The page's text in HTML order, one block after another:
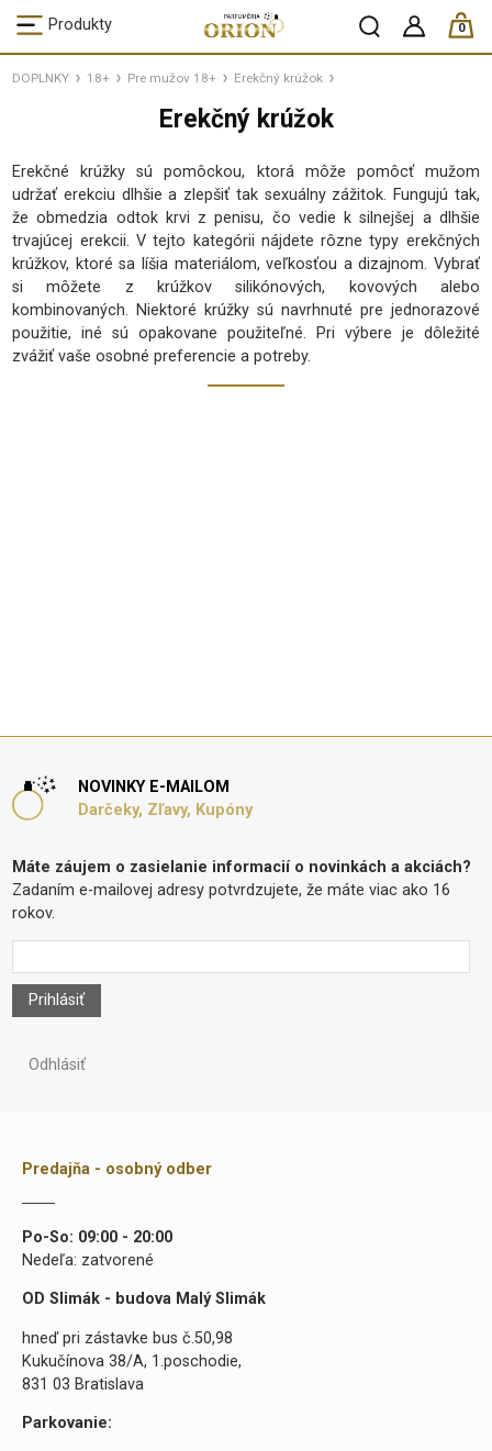
Produkty 0
ks /
DOPLNKY 18+ Pre mužov 18+ Erekčný krúžok
Erekčný krúžok
Erekčné krúžky sú pomôckou, ktorá môže pomôcť mužom
udržať erekciu dlhšie a zlepšiť tak sexuálny zážitok. Fungujú tak,
že obmedzia odtok krvi z penisu, čo vedie k silnejšej a dlhšie
trvajúcej erekcii. V tejto kategórii nájdete rôzne typy erekčných
krúžkov, ktoré sa líšia materiálom, veľkosťou a dizajnom. Vybrať
si môžete z krúžkov silikónových, kovových alebo
kombinovaných. Niektoré krúžky sú navrhnuté pre jednorazové
použitie, iné sú opakovane použiteľné. Pri výbere je dôležité
zvážiť vaše osobné preferencie a potreby.
NOVINKY E-MAILOM
Darčeky, Zľavy, Kupóny
Máte záujem o zasielanie informacií o novinkách a akciách?
Zadaním e-mailovej adresy potvrdzujete, že máte viac ako 16
rokov.
Prihlásiť
Odhlásiť
Predajňa - osobný odber
Po-So: 09:00 - 20:00
Nedeľa: zatvorené
OD Slimák - budova Malý Slimák
hneď pri zástavke bus č.50,98
Kukučínova 38/A, 1.poschodie,
831 03 Bratislava
Parkovanie: